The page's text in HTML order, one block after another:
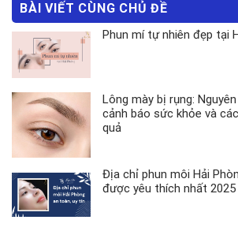
BÀI VIẾT CÙNG CHỦ ĐỀ
Phun mí tự nhiên đẹp tại
Lông mày bị rụng:
cảnh báo sức khỏe và
quả
Địa chỉ phun môi Hải
được yêu thích nhất 2025